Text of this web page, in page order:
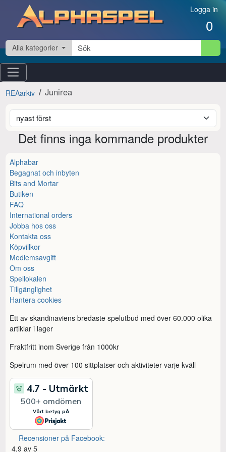
Hoppa till innehåll Logga in
0
Alla kategorier
REAarkiv Junirea
Det finns inga kommande produkter
Alphabar
Begagnat och inbyten
Bits and Mortar
Butiken
FAQ
International orders
Jobba hos oss
Kontakta oss
Köpvillkor
Medlemsavgift
Om oss
Spellokalen
Tillgänglighet
Hantera cookies
Ett av skandinaviens bredaste spelutbud med över 60.000 olika
artiklar i lager
Fraktfritt inom Sverige från 1000kr
Spelrum med över 100 sittplatser och aktiviteter varje kväll
Recensioner på Facebook:
4,9 av 5